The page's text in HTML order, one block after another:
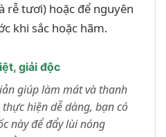
rễ tươi) hoặc để nguyên
khi sắc hoặc hãm.
giải độc
giúp làm mát và thanh
hiện dễ dàng, bạn có
này để đẩy lùi nóng